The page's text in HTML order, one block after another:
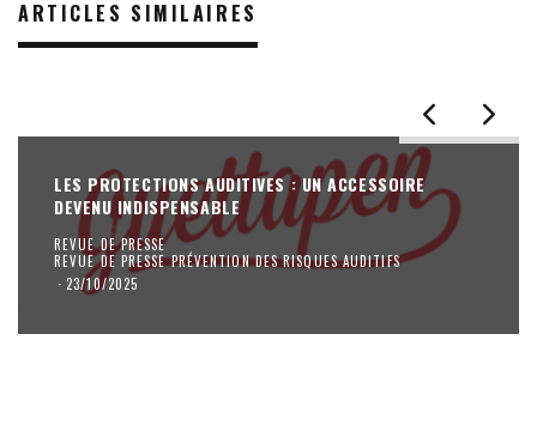
ARTICLES SIMILAIRES
LES PROTECTIONS AUDITIVES : UN ACCESSOIRE
DEVENU INDISPENSABLE
REVUE DE PRESSE
REVUE DE PRESSE PRÉVENTION DES RISQUES AUDITIFS
· 23/10/2025